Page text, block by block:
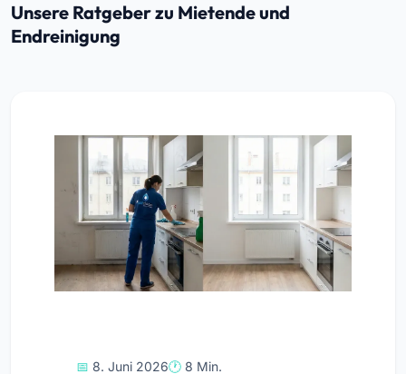
Unsere Ratgeber zu Mietende und
Endreinigung
8. Juni 2026 8 Min.